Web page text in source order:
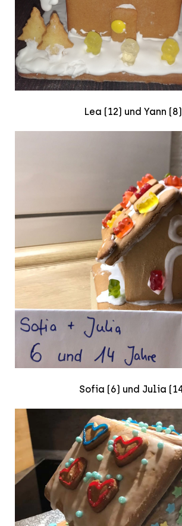
Lea (12) und Yann (8)
Sofia (6) und Julia